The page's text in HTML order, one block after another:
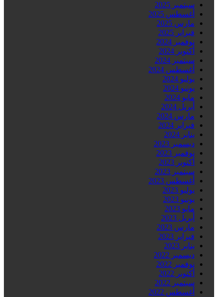
سبتمبر 2025
أغسطس 2025
مارس 2025
فبراير 2025
نوفمبر 2024
أكتوبر 2024
سبتمبر 2024
أغسطس 2024
يوليو 2024
يونيو 2024
مايو 2024
أبريل 2024
مارس 2024
فبراير 2024
يناير 2024
ديسمبر 2023
نوفمبر 2023
أكتوبر 2023
سبتمبر 2023
أغسطس 2023
يوليو 2023
يونيو 2023
مايو 2023
أبريل 2023
مارس 2023
فبراير 2023
يناير 2023
ديسمبر 2022
نوفمبر 2022
أكتوبر 2022
سبتمبر 2022
أغسطس 2022